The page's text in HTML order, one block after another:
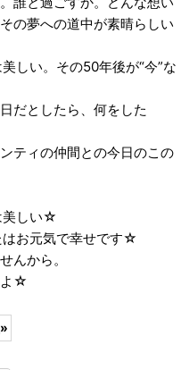
の夢への道中が素晴らしい
しい。その50年後が“今”な
だとしたら、何をした
ティの仲間との今日のこの
美しい☆
お元気で幸せです☆
んから。
よ☆
»